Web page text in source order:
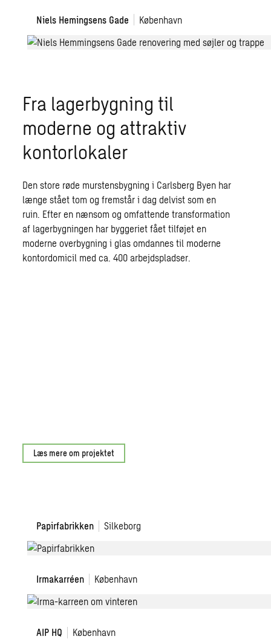
Niels Hemingsens Gade
København
Niels
Gade
Fra lagerbygning til
moderne og attraktiv
kontorlokaler
Den store røde murstensbygning i Carlsberg Byen har
længe stået tom og fremstår i dag delvist som en
ruin. Efter en nænsom og omfattende transformation
af lagerbygningen har byggeriet fået tilføjet en
moderne overbygning i glas omdannes til moderne
kontordomicil med ca. 400 arbejdspladser.
Læs mere om projektet
Papirfabrikken Silkeborg
Papirfabrikken
Irmakarréen København
Irmakarréen
AIP HQ København
AIP